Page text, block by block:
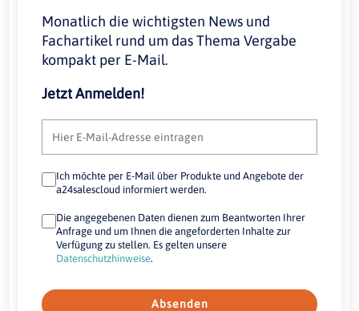
Monatlich die wichtigsten News und
Fachartikel rund um das Thema Vergabe
kompakt per E-Mail.
Jetzt Anmelden!
Ich möchte per E-Mail über Produkte und Angebote der
a24salescloud informiert werden.
Die angegebenen Daten dienen zum Beantworten Ihrer
Anfrage und um Ihnen die angeforderten Inhalte zur
Verfügung zu stellen. Es gelten unsere
Datenschutzhinweise.
Absenden